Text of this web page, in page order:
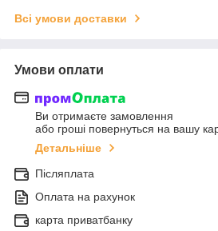
Всі умови доставки
Умови оплати
Ви отримаєте замовлення
або гроші повернуться на вашу
Детальніше
Післяплата
Оплата на рахунок
карта приватбанку